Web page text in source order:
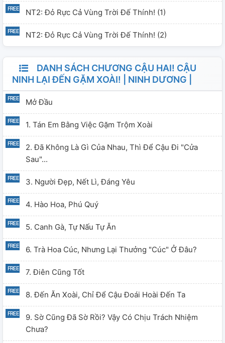
NT2: Đỏ Rực Cả Vùng Trời Đế Thính! (1)
NT2: Đỏ Rực Cả Vùng Trời Đế Thính! (2)
DANH SÁCH CHƯƠNG CẬU HAI! CẬU
NINH LẠI ĐẾN GẶM XOÀI! | NINH DƯƠNG |
Mở Đầu
1. Tán Em Bằng Việc Gặm Trộm Xoài
2. Đã Không Là Gì Của Nhau, Thì Để Cậu Đi "cửa
Sau"...
3. Người Đẹp, Nết Lì, Đáng Yêu
4. Hào Hoa, Phú Quý
5. Canh Gà, Tự Nấu Tự Ăn
6. Trà Hoa Cúc, Nhưng Lại Thưởng "cúc" Ở Đâu?
7. Điên Cũng Tốt
8. Đến Ăn Xoài, Chỉ Để Cậu Đoái Hoài Đến Ta
9. Sờ Cũng Đã Sờ Rồi? Vậy Có Chịu Trách Nhiệm
Chưa?